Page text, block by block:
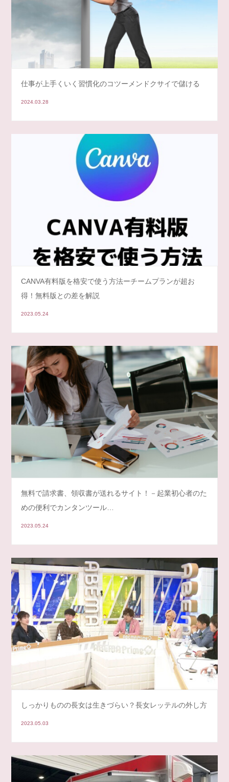
仕事が上手くいく習慣化のコツーメンドクサイで儲ける
2024.03.28
CANVA有料版を格安で使う方法ーチームプランが超お
得！無料版との差を解説
2023.05.24
無料で請求書、領収書が送れるサイト！－起業初心者のた
めの便利でカンタンツール…
2023.05.24
しっかりものの長女は生きづらい？長女レッテルの外し方
2023.05.03